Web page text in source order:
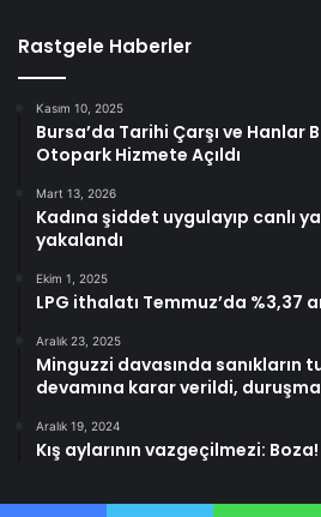
Rastgele Haberler
Kasım 10, 2025
Bursa’da Tarihi Çarşı ve Hanlar
Otopark Hizmete Açıldı
Mart 13, 2026
Kadına şiddet uygulayıp canlı
yakalandı
Ekim 1, 2025
LPG ithalatı Temmuz’da %3,37
Aralık 23, 2025
Minguzzi davasında sanıkların
devamına karar verildi, duruşma
Aralık 19, 2024
Kış aylarının vazgeçilmezi: Boza!